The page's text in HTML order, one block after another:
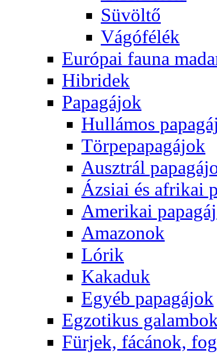
Süvöltő
Vágófélék
Európai fauna
Hibridek
Papagájok
Hullámos
Törpepapagájok
Ausztrál
Ázsiai és afrikai
Amerikai
Amazonok
Lórik
Kakaduk
Egyéb papagájok
Egzotikus
Fürjek, fácánok,